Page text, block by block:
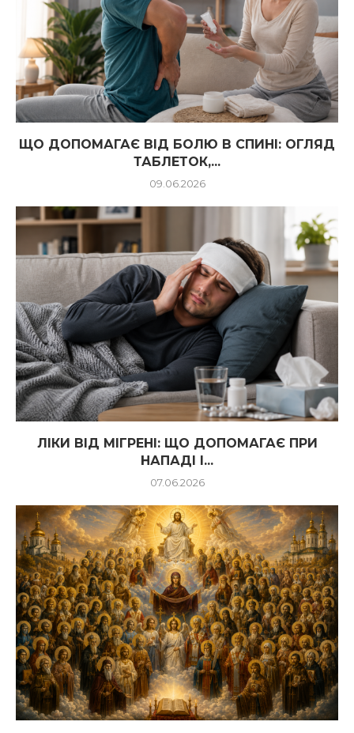
ЩО ДОПОМАГАЄ ВІД БОЛЮ В СПИНІ: ОГЛЯД
ТАБЛЕТОК,...
09.06.2026
ЛІКИ ВІД МІГРЕНІ: ЩО ДОПОМАГАЄ ПРИ
НАПАДІ І...
07.06.2026